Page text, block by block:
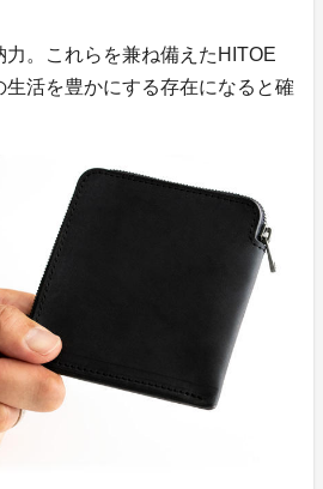
。これらを兼ね備えたHITOE
活を豊かにする存在になると確